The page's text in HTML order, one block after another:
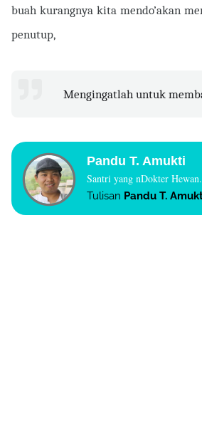
buah kurangnya kita mendo’akan
penutup,
Mengingatlah untuk
Pandu T. Amukti
Santri yang nDokter Hewan.
Tulisan Pandu T.